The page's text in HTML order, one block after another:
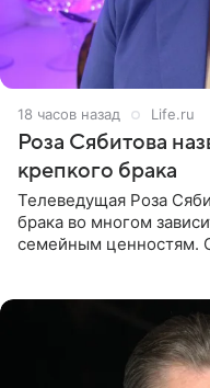
18 часов назад Life.ru
Роза Сябитова
крепкого брака
Телеведущая Роза
брака во многом
семейным ценностям.